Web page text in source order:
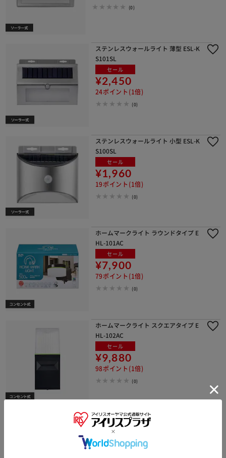
(0)
ステンレスウォールライト 薄型 ESL-K
S101SL
セール
¥2,450
24ポイント(1倍)
(0)
ステンレスウォールライト 小型 ESL-K
S100SL
セール
¥1,960
19ポイント(1倍)
(0)
ホームマークライト ラウンドタイプ E
HL-101AC
セール
¥7,900
79ポイント(1倍)
(0)
ホームマークライト スクエアタイプ E
HL-102AC
セール
¥9,880
98ポイント(1倍)
(0)
フラットセンサーウォールライト 調光
ESL-KF500SL
セール
¥3,940